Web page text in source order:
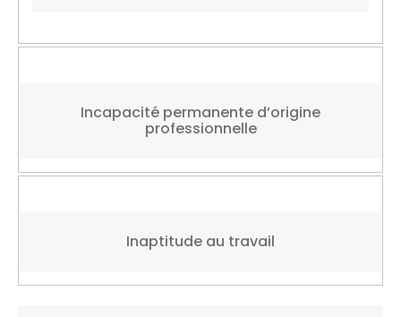
Incapacité permanente d’origine
professionnelle
Inaptitude au travail